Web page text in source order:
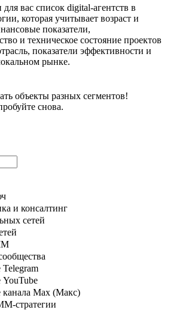
вас список digital-агентств в
которая учитывает возраст и
показатели,
и техническое состояние проектов
показатели эффективности и
рынке.
объекты разных сегментов!
снова.
и консалтинг
сетей
Max (Макс)
стратегии